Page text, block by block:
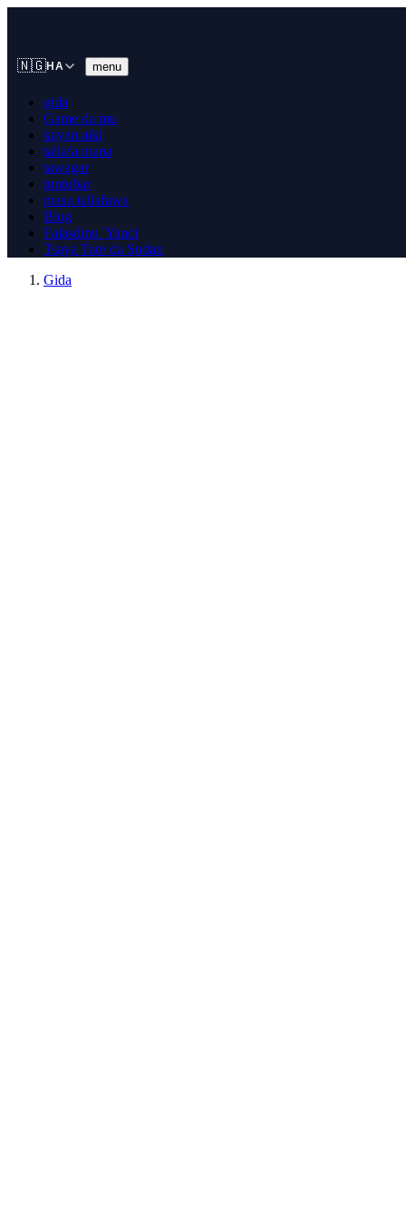
🇳🇬HA menu
gida
Game da mu
kayan aiki
tallafa mana
tawagar
tuntuɓar
masu tallafawa
Blog
Falasdinu 'Yanci
Tsaya Tare da Sudan
Gida